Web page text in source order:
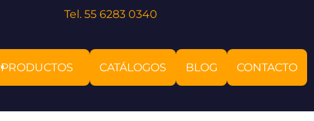
Tel. 55 6283 0340
PRODUCTOS CATÁLOGOS BLOG CONTACTO